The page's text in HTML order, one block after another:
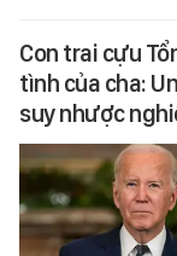
Con trai cựu
tình của cha:
suy nhược